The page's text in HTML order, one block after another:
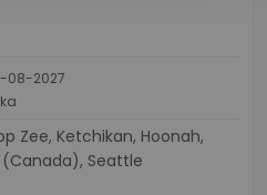
08-2027
(Canada), Seattle